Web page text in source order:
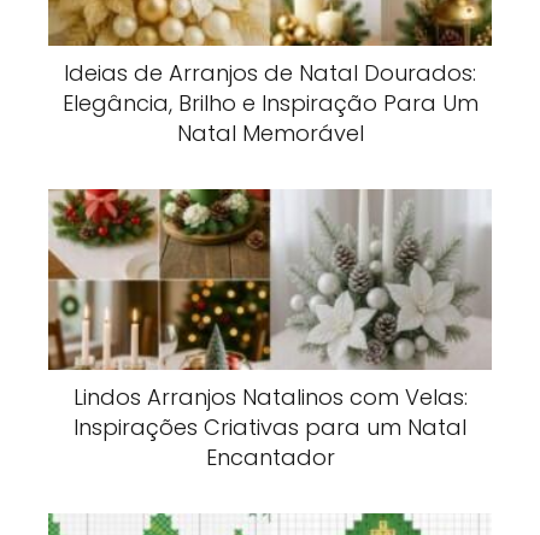
Ideias de Arranjos de Natal Dourados:
Elegância, Brilho e Inspiração Para Um
Natal Memorável
Lindos Arranjos Natalinos com Velas:
Inspirações Criativas para um Natal
Encantador